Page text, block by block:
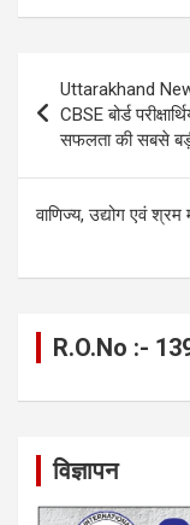
ce
o
o
k
se
g
er
navigation
Uttarakhand
CBSE बोर्ड
सफलता की सबसे
वाणिज्य, उद्योग एवं
R.O.No :-
विज्ञापन